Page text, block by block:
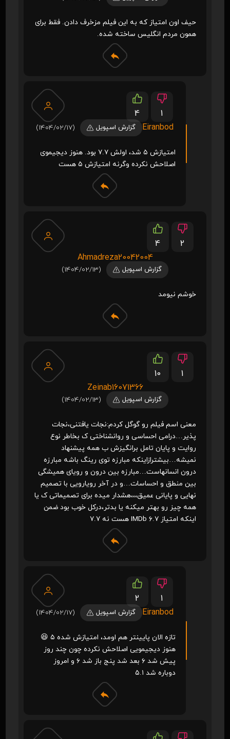
حیف اون امتیاز که به این فیلم مزخرف دادن. فقط برای
همون مردم انگلیس ساخته شده.
4
1
Eiranbod
گزارش اسپویل (1404/02/17)
امتیازش ۵ شد، اولش ۷.۷ بود. هنوز دیجیموی
اصلاحش نکرده وگرنه امتیازش ۵ هست
4
2
Ahmadreza20042004
گزارش اسپویل (1404/02/13)
خوشم نیومد
10
1
Zeinab16071366
گزارش اسپویل (1404/02/13)
معنی اسم فیلم رو گوگل کردم:نجات یافتنی،نجات
پذیر…درامی احساسی و روانشناختی ک بخاطر نوع
روایت و پایان تامل برانگیزش ب همه پیشنهاد
نمیشه…بیشترازاینکه مبارزه توی رینگ باشه مبارزه
درون انسانهاست…مبارزه بین درون و رویای همیشگی
بین منطق و احساسات…و در آخر رویارویی با تصمیم
نهایی و پایانی عمیق،،،هشدار میده برای تصمیماتی ک یا
همه چیز رو بهتر میکنه یا بدتر،درکل خوب بود ضمن
اینکه امتیاز IMDb ۶.۷ هست نه ۷.۷
2
1
Eiranbod
گزارش اسپویل (1404/02/17)
تازه الان پایینتر هم اومد، امتیازش شده ۵ 😆
هنوز دیجیمویی اصلاحش نکرده چون چند روز
پیش شد ۶ بعد شد پنج باز شد ۶ و امروز
دوباره شد ۵.۱